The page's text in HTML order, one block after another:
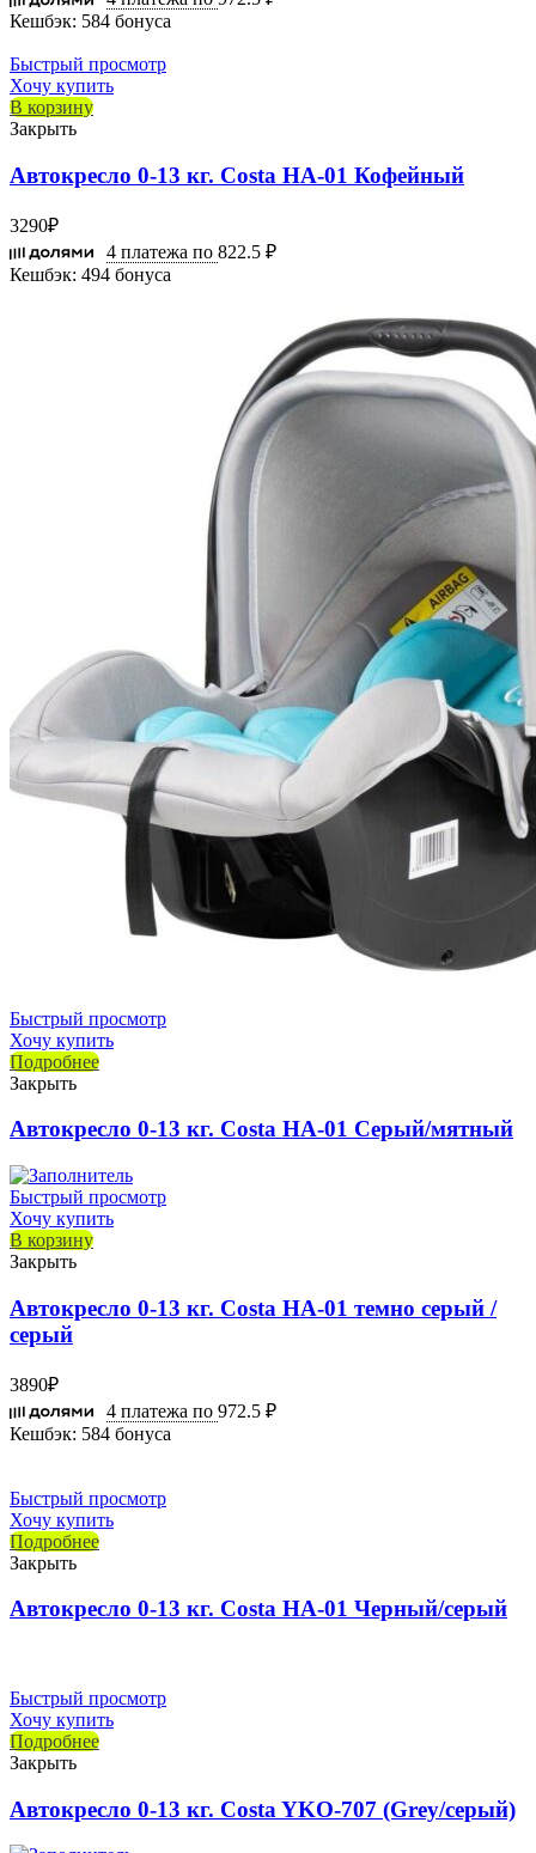
Кешбэк: 584 бонуса
Быстрый просмотр
Хочу купить
В корзину
Закрыть
Автокресло 0-13 кг. Costa HA-01 Кофейный
3290₽
4 платежа по 822.5 ₽
Кешбэк: 494 бонуса
Быстрый просмотр
Хочу купить
Подробнее
Закрыть
Автокресло 0-13 кг. Costa HA-01 Серый/мятный
Быстрый просмотр
Хочу купить
В корзину
Закрыть
Автокресло 0-13 кг. Costa HA-01 темно серый /
серый
3890₽
4 платежа по 972.5 ₽
Кешбэк: 584 бонуса
Быстрый просмотр
Хочу купить
Подробнее
Закрыть
Автокресло 0-13 кг. Costa HA-01 Черный/серый
Быстрый просмотр
Хочу купить
Подробнее
Закрыть
Автокресло 0-13 кг. Costa YKO-707 (Grey/серый)